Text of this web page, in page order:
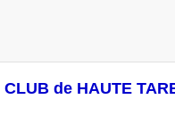
CLUB de HAUTE